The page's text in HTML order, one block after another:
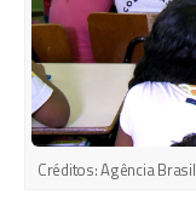
Créditos:Agência Brasil